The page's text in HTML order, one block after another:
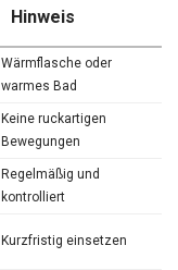
Hinweis
Wärmflasche oder
warmes Bad
Keine ruckartigen
Bewegungen
Regelmäßig und
kontrolliert
Kurzfristig einsetzen